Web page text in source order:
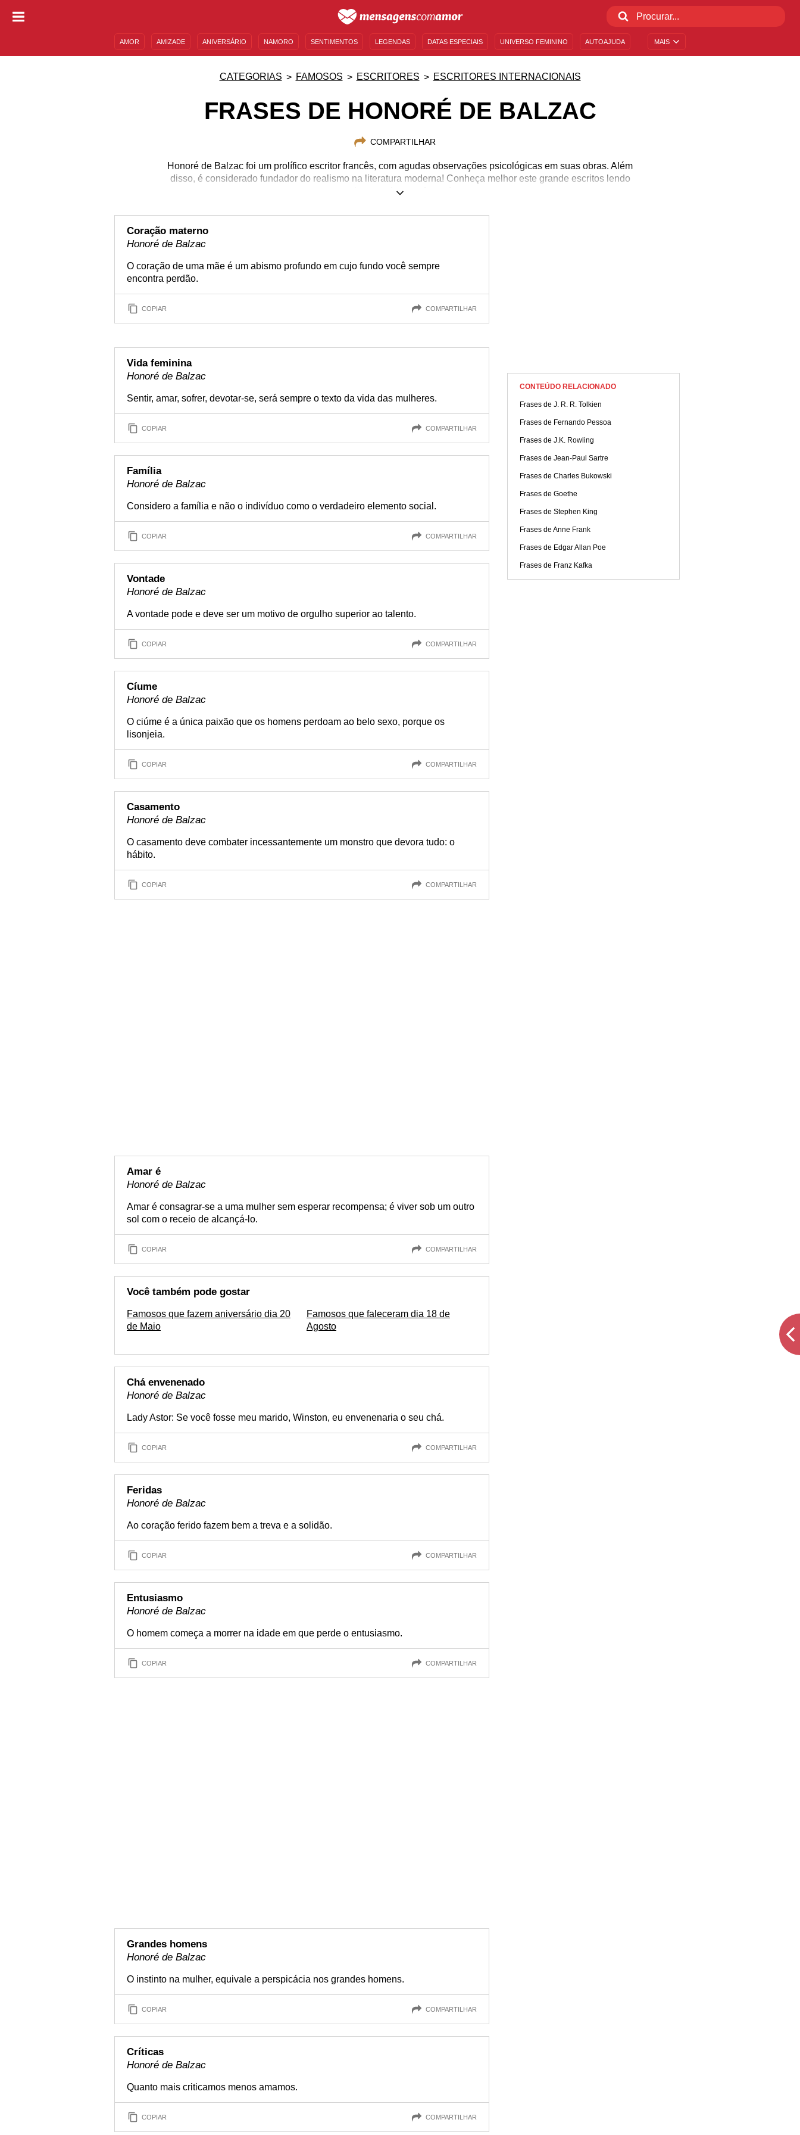
MAIS
AMOR AMIZADE ANIVERSÁRIO NAMORO SENTIMENTOS LEGENDAS DATAS ESPECIAIS UNIVERSO FEMININO AUTOAJUDA
CATEGORIAS FAMOSOS ESCRITORES ESCRITORES INTERNACIONAIS
FRASES DE HONORÉ DE BALZAC
COMPARTILHAR
Honoré de Balzac foi um prolífico escritor francês, com agudas observações psicológicas em suas obras. Além
disso, é considerado fundador do realismo na literatura moderna! Conheça melhor este grande escritos lendo
algumas de suas frases!
Coração materno
Honoré de Balzac
O coração de uma mãe é um abismo profundo em cujo fundo você sempre
encontra perdão.
COPIAR COMPARTILHAR
Vida feminina
Honoré de Balzac
Sentir, amar, sofrer, devotar-se, será sempre o texto da vida das mulheres.
COPIAR COMPARTILHAR
Família
Honoré de Balzac
Considero a família e não o indivíduo como o verdadeiro elemento social.
COPIAR COMPARTILHAR
Vontade
Honoré de Balzac
A vontade pode e deve ser um motivo de orgulho superior ao talento.
COPIAR COMPARTILHAR
Cíume
Honoré de Balzac
O ciúme é a única paixão que os homens perdoam ao belo sexo, porque os
lisonjeia.
COPIAR COMPARTILHAR
Casamento
Honoré de Balzac
O casamento deve combater incessantemente um monstro que devora tudo: o
hábito.
COPIAR COMPARTILHAR
Amar é
Honoré de Balzac
Amar é consagrar-se a uma mulher sem esperar recompensa; é viver sob um outro
sol com o receio de alcançá-lo.
COPIAR COMPARTILHAR
Você também pode gostar
Famosos que fazem aniversário dia 20
de Maio
Famosos que faleceram dia 18 de
Agosto
Chá envenenado
Honoré de Balzac
Lady Astor: Se você fosse meu marido, Winston, eu envenenaria o seu chá.
COPIAR COMPARTILHAR
Feridas
Honoré de Balzac
Ao coração ferido fazem bem a treva e a solidão.
COPIAR COMPARTILHAR
Entusiasmo
Honoré de Balzac
O homem começa a morrer na idade em que perde o entusiasmo.
COPIAR COMPARTILHAR
Grandes homens
Honoré de Balzac
O instinto na mulher, equivale a perspicácia nos grandes homens.
COPIAR COMPARTILHAR
Críticas
Honoré de Balzac
Quanto mais criticamos menos amamos.
COPIAR COMPARTILHAR
CONTEÚDO RELACIONADO
Frases de J. R. R. Tolkien
Frases de Fernando Pessoa
Frases de J.K. Rowling
Frases de Jean-Paul Sartre
Frases de Charles Bukowski
Frases de Goethe
Frases de Stephen King
Frases de Anne Frank
Frases de Edgar Allan Poe
Frases de Franz Kafka